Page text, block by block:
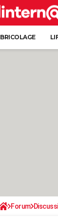
BRICOLAGE
Forum